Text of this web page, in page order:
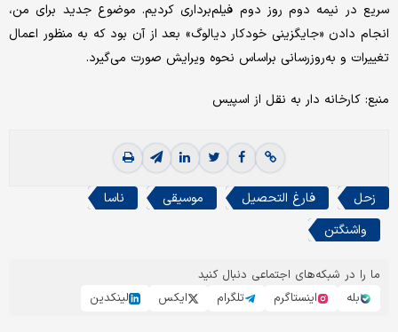
سریع در نیمه دوم روز دوم فیلم‌برداری کردیم. موضوع جدید برای من،
انجام دادن «جایگزینی خودکار دیالوگ» بعد از آن بود که به منظور اعمال
تغییرات و به‌روزرسانی براساس نحوه ویرایش صورت می‌گیرد.
منبع: کارخانه دار به نقل از اسپیس
زحل فارغ التحصیل موسیقی
ناسا
واشنگتن
ما را در شبکه‌های اجتماعی دنبال کنید
بله
اینستاگرم تلگرام ایکس لینکدین